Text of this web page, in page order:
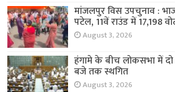
मांजलपुर विस उपचुनाव :
पटेल, 11वें राउंड में 17,198
August 3, 2026
हंगामे के बीच लोकसभा में
बजे तक स्थगित
August 3, 2026